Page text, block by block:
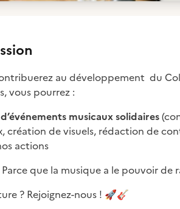
au développement du
vous pourrez :
musicaux solidaires
création de visuels, rédaction de
actions
Parce que la musique a le pouvoir de
? Rejoignez-nous ! 🚀🎸